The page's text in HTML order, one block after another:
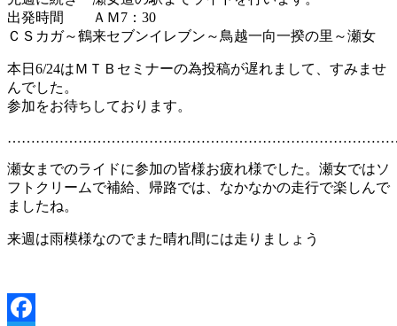
出発時間 ＡＭ7：30
ＣＳカガ～鶴来セブンイレブン～鳥越一向一揆の里～瀬女
本日6/24はＭＴＢセミナーの為投稿が遅れまして、すみませ
んでした。
参加をお待ちしております。
瀬女までのライドに参加の皆様お疲れ様でした。瀬女ではソ
フトクリームで補給、帰路では、なかなかの走行で楽しんで
ましたね。
来週は雨模様なのでまた晴れ間には走りましょう